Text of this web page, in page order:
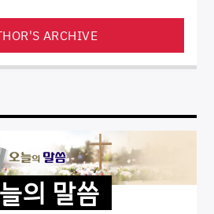
ARCHIVE
의 말씀